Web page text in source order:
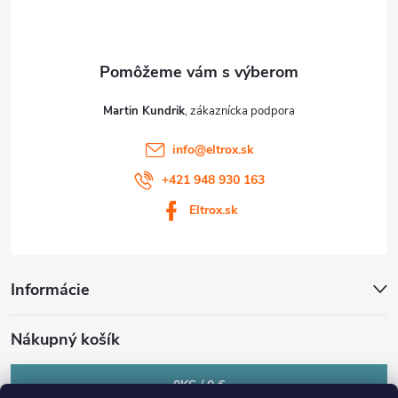
Martin Kundrik
info@eltrox.sk
+421 948 930 163
Eltrox.sk
Informácie
Nákupný košík
0KS /0 €